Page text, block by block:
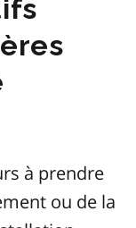
à prendre
ou de la